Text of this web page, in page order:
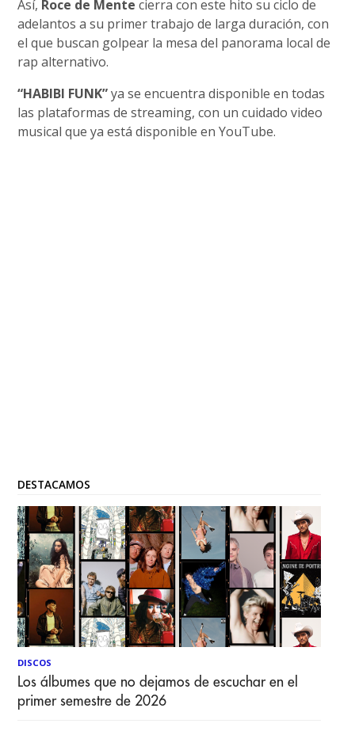
Así, Roce de Mente cierra con este hito su ciclo de
adelantos a su primer trabajo de larga duración, con
el que buscan golpear la mesa del panorama local de
rap alternativo.
“HABIBI FUNK”ya se encuentra disponible en todas
las plataformas de streaming, con un cuidado video
musical que ya está disponible en YouTube.
DESTACAMOS
DISCOS
Los álbumes que no dejamos de escuchar en el
primer semestre de 2026